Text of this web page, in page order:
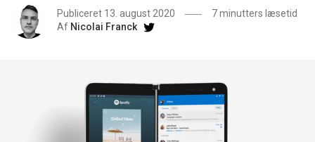
Publiceret 13. august 2020
7 minutters læsetid
Af Nicolai Franck